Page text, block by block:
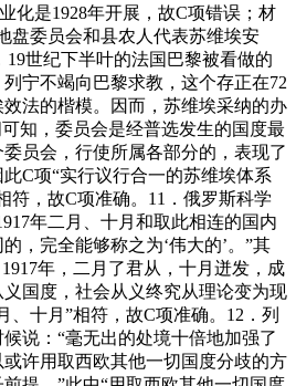
化是1928年开展，故C项错误；材
委员会和县农人代表苏维埃安
19世纪下半叶的法国巴黎被看做的
宁不竭向巴黎求教，这个存正在72
法的楷模。因而，苏维埃采纳的办
知，委员会是经普选发生的国度最
员会，行使所属各部分的，表现了
C项“实行议行合一的苏维埃体系
符，故C项准确。11．俄罗斯科学
年二月、十月和取此相连的国内
，完全能够称之为‘伟大的’。”其
年，二月了君从，十月迸发，成
国度，社会从义终究从理论变为现
、十月”相符，故C项准确。12．列
说：“毫无出的处境十倍地加强了
许用取西欧其他一切国度分歧的方